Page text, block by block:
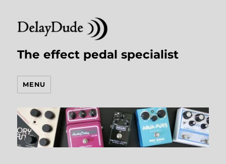
The effect pedal specialist
MENU